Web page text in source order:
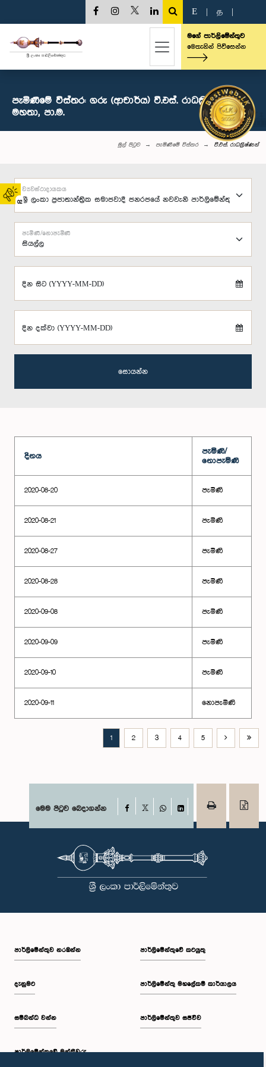
02
E த
මගේ පාර්ලිමේන්තුව
මෙතැනින් පිවිසෙන්න
පැමිණීමේ විස්තර: ගරු (ආචාර්ය) වී.එස්. රාධක්‍රිෂ්ණන්
මහතා, පා.ම.
මුල් පිටුව පැමිණීමේ විස්තර වී.එස්. රාධක්‍රිෂ්ණන්
ව්‍යවස්ථාදායකය
පැමිණි/නොපැමිණි
දින සිට (YYYY-MM-DD)
දින දක්වා (YYYY-MM-DD)
සොයන්න
දිනය
පැමිණි/
නොපැමිණි
2020-08-20 පැමිණි
2020-08-21 පැමිණි
2020-08-27 පැමිණි
2020-08-28 පැමිණි
2020-09-08 පැමිණි
2020-09-09 පැමිණි
2020-09-10 පැමිණි
2020-09-11 නොපැමිණි
1 2 3 4 5
මෙම පිටුව බෙදාගන්න Facebook
WhatsAppLinkedIn
පාර්ලි‌මේන්තුව නරඹන්න
දැනුමට
සම්බන්ධ වන්න
පාර්ලි‌මේන්තුවේ මන්ත්‍රීවරු
පාර්ලිමේන්තුවේ කටයුතු
පාර්ලිමේන්තු මහලේකම් කාර්යාලය
පාර්ලිමේන්තුව සජීවීව